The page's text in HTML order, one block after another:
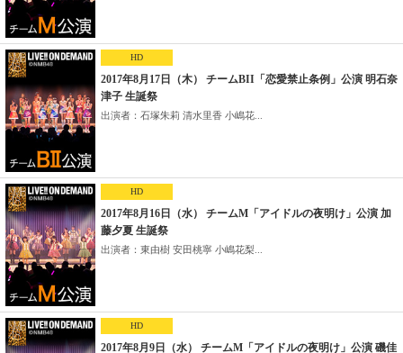
HD
2017年8月17日（木） チームBII「恋愛禁止条例」公演 明石奈
津子 生誕祭
出演者：石塚朱莉 清水里香 小嶋花...
HD
2017年8月16日（水） チームM「アイドルの夜明け」公演 加
藤夕夏 生誕祭
出演者：東由樹 安田桃寧 小嶋花梨...
HD
2017年8月9日（水） チームM「アイドルの夜明け」公演 磯佳